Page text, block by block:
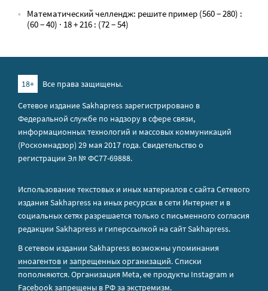
Математический челлендж: решите пример (560 − 280) :
(60 − 40) · 18 + 216 : (72 − 54)
18+
Все права защищены.
Сетевое издание Sakhapress зарегистрировано в
Федеральной службе по надзору в сфере связи,
информационных технологий и массовых коммуникаций
(Роскомнадзор) 29 мая 2017 года. Свидетельство о
регистрации Эл № ФС77-69888.
Использование текстовых и иных материалов с сайта Сетевого
издания Sakhapress на иных ресурсах в сети Интернет и в
социальных сетях разрешается только с письменного согласия
редакции Sakhapress и гиперссылкой на сайт Sakhapress.
В сетевом издании Sakhapress возможны упоминания
иноагентов и запрещенных организаций. Списки
пополняются. Организация Metа, ее продукты Instagram и
Facebook запрещены в РФ за экстремизм.